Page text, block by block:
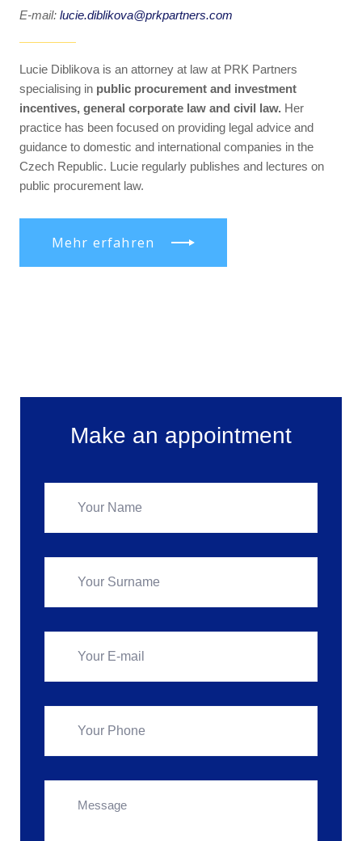
E-mail: lucie.diblikova@prkpartners.com
Lucie Diblikova is an attorney at law at PRK Partners
specialising in public procurement and investment
incentives, general corporate law and civil law. Her
practice has been focused on providing legal advice and
guidance to domestic and international companies in the
Czech Republic. Lucie regularly publishes and lectures on
public procurement law.
Mehr erfahren
Make an appointment